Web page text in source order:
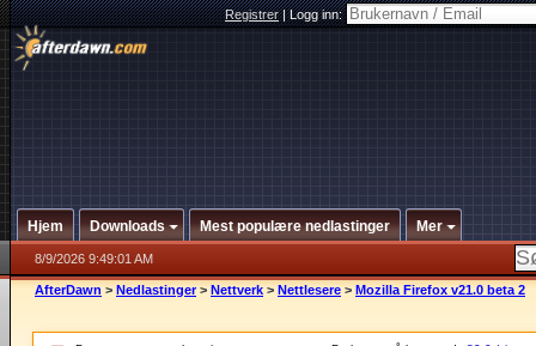
Registrer|Logg inn:
Hjem Downloads Mest populære nedlastinger Mer
8/9/2026 9:49:01 AM
AfterDawn > Nedlastinger > Nettverk > Nettlesere > Mozilla Firefox v21.0 beta 2